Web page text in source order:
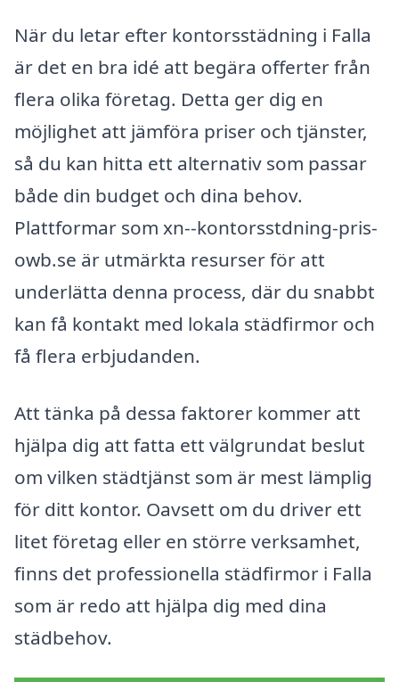
När du letar efter kontorsstädning i Falla
är det en bra idé att begära offerter från
flera olika företag. Detta ger dig en
möjlighet att jämföra priser och tjänster,
så du kan hitta ett alternativ som passar
både din budget och dina behov.
Plattformar som xn--kontorsstdning-pris-
owb.se är utmärkta resurser för att
underlätta denna process, där du snabbt
kan få kontakt med lokala städfirmor och
få flera erbjudanden.
Att tänka på dessa faktorer kommer att
hjälpa dig att fatta ett välgrundat beslut
om vilken städtjänst som är mest lämplig
för ditt kontor. Oavsett om du driver ett
litet företag eller en större verksamhet,
finns det professionella städfirmor i Falla
som är redo att hjälpa dig med dina
städbehov.